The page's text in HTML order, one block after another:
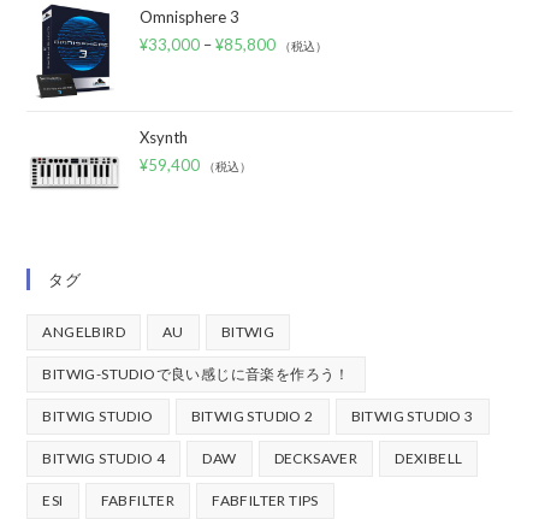
Omnisphere 3
¥33,000 –¥85,800 （税込）
Xsynth
¥59,400 （税込）
タグ
ANGELBIRD AU BITWIG
BITWIG-STUDIOで良い感じに音楽を作ろう！
BITWIG STUDIO BITWIG STUDIO 2 BITWIG STUDIO 3
BITWIG STUDIO 4 DAW DECKSAVER DEXIBELL
ESI FABFILTER FABFILTER TIPS